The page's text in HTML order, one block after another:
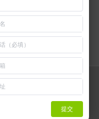
鲁ICP备17018415号-1提交